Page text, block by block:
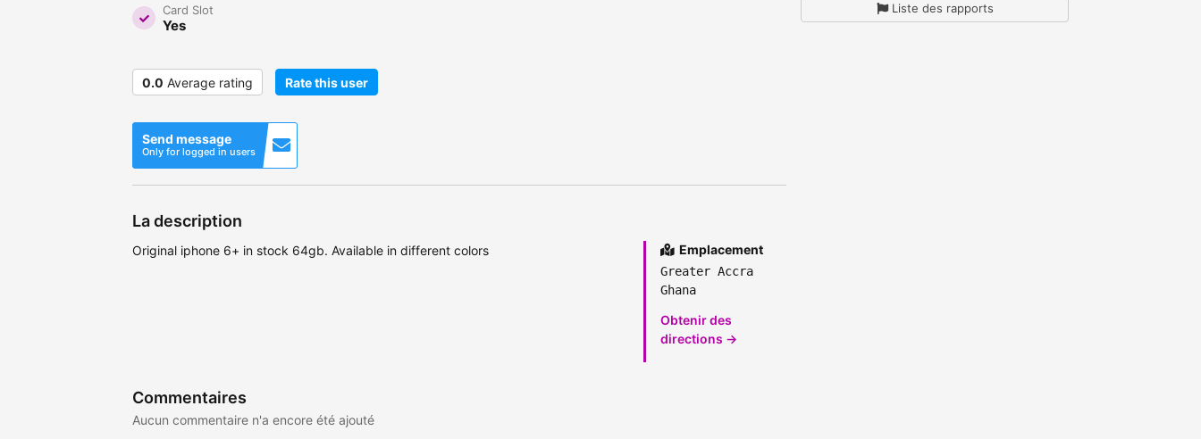
Card Slot
Yes
0.0 Average rating Rate this user
Send message
Only for logged in users
La description
Original iphone 6+ in stock 64gb. Available in different colors Emplacement
Greater Accra
Ghana
Obtenir des
directions →
Commentaires
Aucun commentaire n'a encore été ajouté
Liste des rapports